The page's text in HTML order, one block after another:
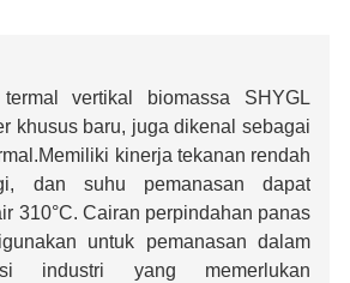
vertikal biomassa SHYGL
khusus baru, juga dikenal sebagai
kinerja tekanan rendah
dan suhu pemanasan dapat
310°C. Cairan perpindahan panas
untuk pemanasan dalam
industri yang memerlukan